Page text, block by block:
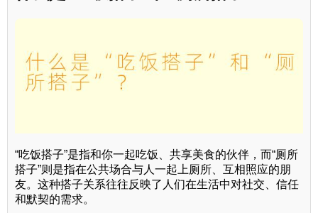
“吃饭搭子”是指和你一起吃饭、共享美食的伙伴，而“厕所
搭子”则是指在公共场合与人一起上厕所、互相照应的朋
友。这种搭子关系往往反映了人们在生活中对社交、信任
和默契的需求。